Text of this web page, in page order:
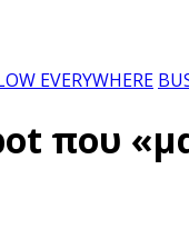
EVERYWHERE
που